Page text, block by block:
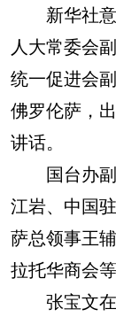
新华社意
人大常委会
统一促进会
佛罗伦萨，
讲话。
国台办副
江岩、中国
萨总领事王
拉托华商会
张宝文在